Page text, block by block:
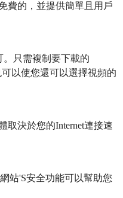
費的，並提供簡單且用戶
。只需複制要下載的
以使您還可以選擇視頻的
取決於您的Internet連接速
站'S安全功能可以幫助您